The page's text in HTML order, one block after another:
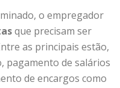
o empregador
que precisam ser
as principais estão,
pagamento de salários
de encargos como